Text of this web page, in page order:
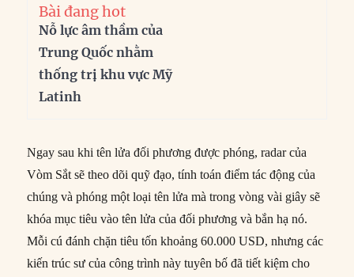
Bài đang hot
Nỗ lực âm thầm của
Trung Quốc nhằm
thống trị khu vực Mỹ
Latinh
Ngay sau khi tên lửa đối phương được phóng, radar của
Vòm Sắt sẽ theo dõi quỹ đạo, tính toán điểm tác động của
chúng và phóng một loại tên lửa mà trong vòng vài giây sẽ
khóa mục tiêu vào tên lửa của đối phương và bắn hạ nó.
Mỗi cú đánh chặn tiêu tốn khoảng 60.000 USD, nhưng các
kiến trúc sư của công trình này tuyên bố đã tiết kiệm cho